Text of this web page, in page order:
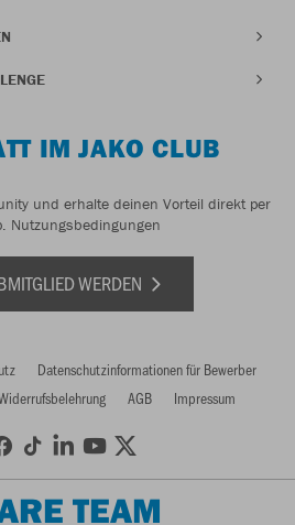
IM JAKO CLUB
und erhalte deinen Vorteil direkt per
Nutzungsbedingungen
WERDEN
Datenschutzinformationen für Bewerber
AGB Impressum
TEAM